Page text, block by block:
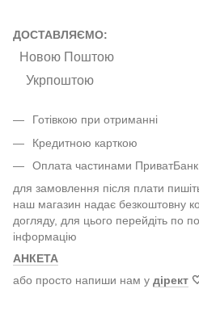
ДОСТАВЛЯЄМО:
Новою Поштою
Укрпоштою
Готівкою при отриманні
Кредитною карткою
Оплата частинами
для замовлення після плати
наш магазин надає безкоштовну
догляду, для цього перейдіть по
інформацію
АНКЕТА
або просто напиши нам у дірект